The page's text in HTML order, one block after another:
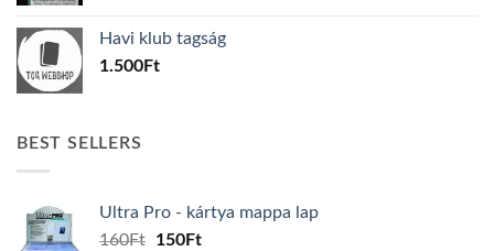
600Ft.100Ft.
Havi klub tagság
1.500Ft
BEST SELLERS
Ultra Pro - kártya mappa lap
160Ft
Original
150FtCurrent